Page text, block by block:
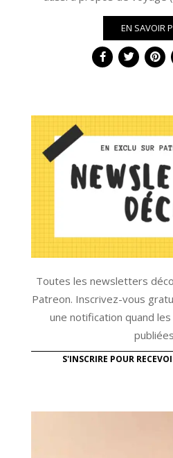
EN SAVOIR
Toutes les newsletters
Patreon. Inscrivez-vous
une notification quand
S'INSCRIRE POUR